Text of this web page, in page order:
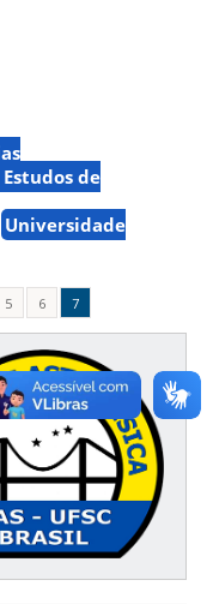
de
Universidade
5 6 7